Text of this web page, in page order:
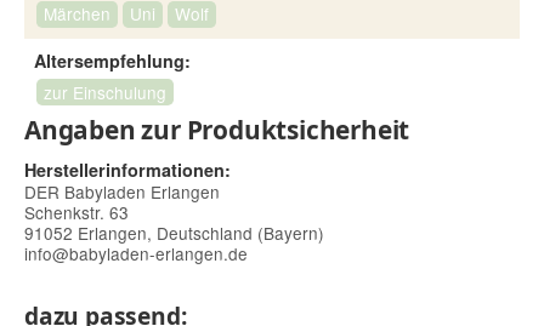
Märchen
Uni
Wolf
Altersempfehlung:
zur Einschulung
Angaben zur Produktsicherheit
Herstellerinformationen:
DER Babyladen Erlangen
Schenkstr. 63
91052 Erlangen, Deutschland (Bayern)
info@babyladen-erlangen.de
dazu passend: